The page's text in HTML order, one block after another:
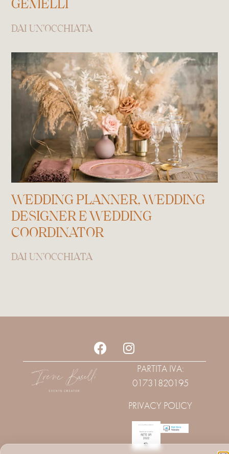
GEMELLI
DAI UN'OCCHIATA
WEDDING PLANNER, WEDDING
DESIGNER E WEDDING
COORDINATOR
DAI UN'OCCHIATA
PARTITA IVA:
01731820195
PRIVACY POLICY